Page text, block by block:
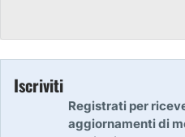
Iscriviti
Registrati per
aggiornamenti di